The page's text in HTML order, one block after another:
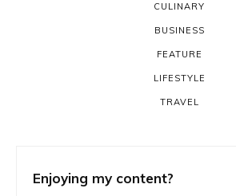
CULINARY
BUSINESS
FEATURE
LIFESTYLE
TRAVEL
Enjoying my content?